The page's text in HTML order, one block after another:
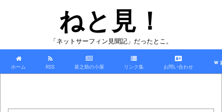
ねと見！
「ネットサーフィン見聞記」だったとこ。
ホーム RSS 甚之助の小屋 リンク集 お問い合わせ
ｗ